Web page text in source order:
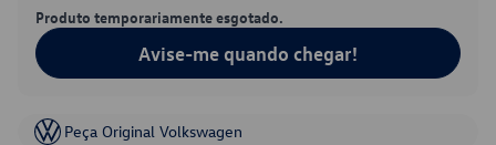
Produto temporariamente esgotado.
Avise-me quando chegar!
Peça Original Volkswagen